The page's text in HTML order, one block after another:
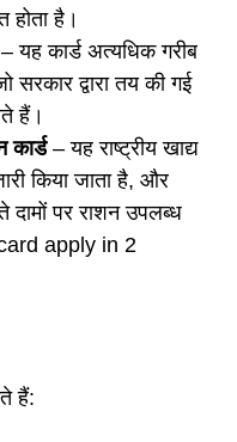
होता है।
यह कार्ड अत्यधिक गरीब
सरकार द्वारा तय की गई
हैं।
– यह राष्ट्रीय खाद्य
किया जाता है, और
दामों पर राशन उपलब्ध
apply in 2
हैं: